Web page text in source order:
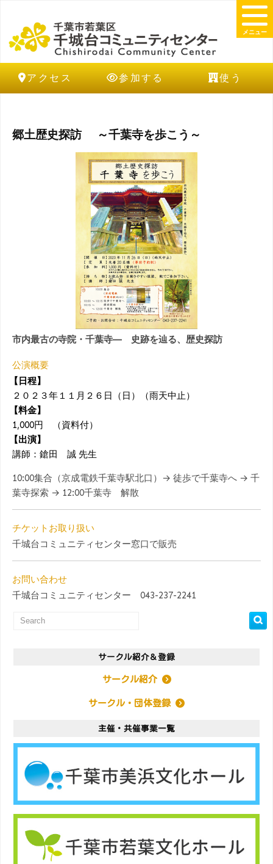
アクセス 参加する 使う
メニュー
郷土歴史探訪 ～千葉寺を歩こう～
市内最古の寺院・千葉寺― 史跡を辿る、歴史探訪
公演概要
【日程】
２０２３年１１月２６日（日）（雨天中止）
【料金】
1,000円 （資料付）
【出演】
講師：鎗田 誠 先生
10:00集合（京成電鉄千葉寺駅北口）→ 徒歩で千葉寺へ → 千
葉寺探索 → 12:00千葉寺 解散
チケットお取り扱い
千城台コミュニティセンター窓口で販売
お問い合わせ
千城台コミュニティセンター 043-237-2241
サークル紹介＆登録
サークル紹介
サークル・団体登録
主催・共催事業一覧